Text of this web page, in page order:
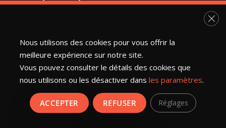
©2022 | Tous droits réservés.
Réalisation : MULTIMED SOLUTIONS
Mentions légales
Plan du site
Nous utilisons des cookies pour vous offrir la
meilleure expérience sur notre site.
Vous pouvez consulter le détails des cookies que
nous utilisons ou les désactiver dans les paramètres.
ACCEPTER REFUSER Réglages